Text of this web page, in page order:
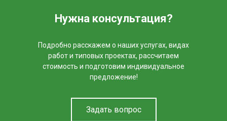
Нужна консультация?
Подробно расскажем о наших услугах, видах
работ и типовых проектах, рассчитаем
стоимость и подготовим индивидуальное
предложение!
Задать вопрос